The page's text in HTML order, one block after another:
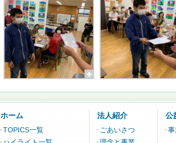
ホーム
TOPICS一覧
法人紹介
ごあいさつ
公